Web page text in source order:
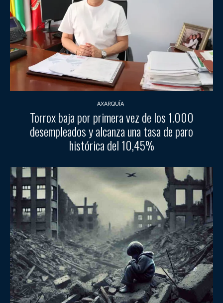
AXARQUÍA
Torrox baja por primera vez de los 1.000
desempleados y alcanza una tasa de paro
histórica del 10,45%